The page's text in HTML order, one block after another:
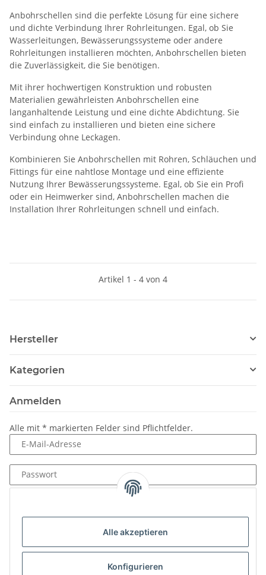
Alle akzeptieren
Konfigurieren
Anbohrschellen sind die perfekte Lösung für eine sichere
und dichte Verbindung Ihrer Rohrleitungen. Egal, ob Sie
Wasserleitungen, Bewässerungssysteme oder andere
Rohrleitungen installieren möchten, Anbohrschellen bieten
die Zuverlässigkeit, die Sie benötigen.
Mit ihrer hochwertigen Konstruktion und robusten
Materialien gewährleisten Anbohrschellen eine
langanhaltende Leistung und eine dichte Abdichtung. Sie
sind einfach zu installieren und bieten eine sichere
Verbindung ohne Leckagen.
Kombinieren Sie Anbohrschellen mit Rohren, Schläuchen und
Fittings für eine nahtlose Montage und eine effiziente
Nutzung Ihrer Bewässerungssysteme. Egal, ob Sie ein Profi
oder ein Heimwerker sind, Anbohrschellen machen die
Installation Ihrer Rohrleitungen schnell und einfach.
Artikel 1 - 4 von 4
Hersteller
Kategorien
Anmelden
Alle mit * markierten Felder sind Pflichtfelder.
E-Mail-Adresse
Passwort
Neu hier?Jetzt registrieren!